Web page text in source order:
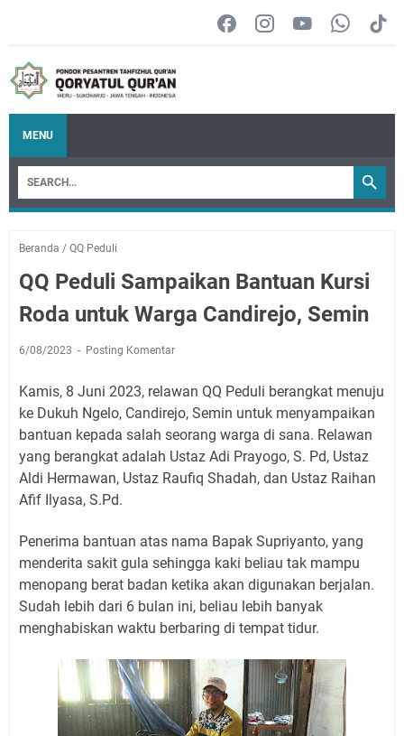
MENU
Beranda / QQ Peduli
QQ Peduli Sampaikan Bantuan Kursi
Roda untuk Warga Candirejo, Semin
6/08/2023 Posting Komentar
Kamis, 8 Juni 2023, relawan QQ Peduli berangkat menuju
ke Dukuh Ngelo, Candirejo, Semin untuk menyampaikan
bantuan kepada salah seorang warga di sana. Relawan
yang berangkat adalah Ustaz Adi Prayogo, S. Pd, Ustaz
Aldi Hermawan, Ustaz Raufiq Shadah, dan Ustaz Raihan
Afif Ilyasa, S.Pd.
Penerima bantuan atas nama Bapak Supriyanto, yang
menderita sakit gula sehingga kaki beliau tak mampu
menopang berat badan ketika akan digunakan berjalan.
Sudah lebih dari 6 bulan ini, beliau lebih banyak
menghabiskan waktu berbaring di tempat tidur.